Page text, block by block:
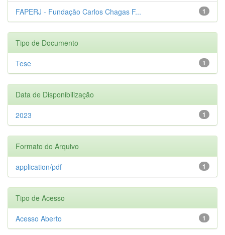
1
FAPERJ - Fundação Carlos Chagas F...
Tipo de Documento
1
Tese
Data de Disponibilização
1
2023
Formato do Arquivo
1
application/pdf
Tipo de Acesso
1
Acesso Aberto